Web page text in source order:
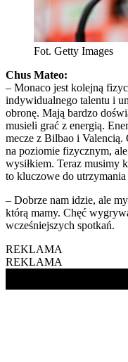
Fot. Getty Images
Chus Mateo:
– Monaco jest kolejną
indywidualnego talentu i
obronę. Mają bardzo
musieli grać z energią.
mecze z Bilbao i Valencią.
na poziomie fizycznym,
wysiłkiem. Teraz musimy
to kluczowe do
– Dobrze nam idzie, ale
którą mamy. Chęć
wcześniejszych spotkań.
REKLAMA
REKLAMA